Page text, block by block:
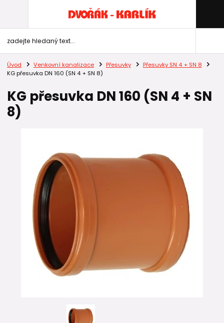
Úvod Venkovní kanalizace Přesuvky
Přesuvky SN 4 + SN 8
KG přesuvka DN 160 (SN 4 + SN 8)
KG přesuvka DN 160 (SN 4 + SN
8)